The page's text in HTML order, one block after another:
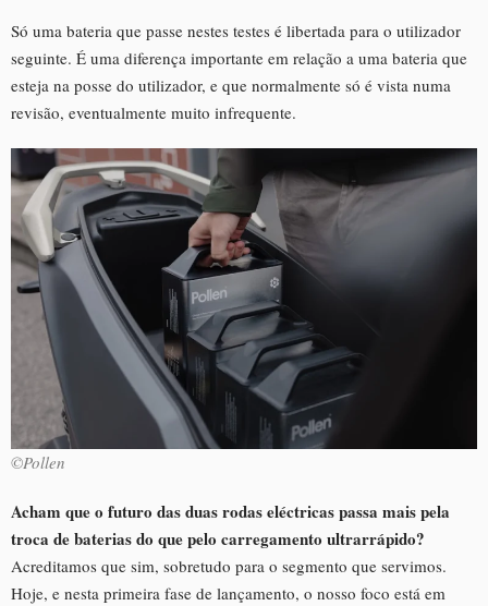
Só uma bateria que passe nestes testes é libertada para o utilizador
seguinte. É uma diferença importante em relação a uma bateria que
esteja na posse do utilizador, e que normalmente só é vista numa
revisão, eventualmente muito infrequente.
©Pollen
Acham que o futuro das duas rodas eléctricas passa mais pela
troca de baterias do que pelo carregamento ultrarrápido?
Acreditamos que sim, sobretudo para o segmento que servimos.
Hoje, e nesta primeira fase de lançamento, o nosso foco está em